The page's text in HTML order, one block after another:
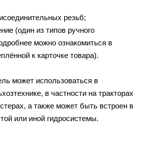
резьб;
(один из типов ручного
можно ознакомиться в
к карточке товара).
может использоваться в
в частности на тракторах
а также может быть встроен в
или иной гидросистемы.